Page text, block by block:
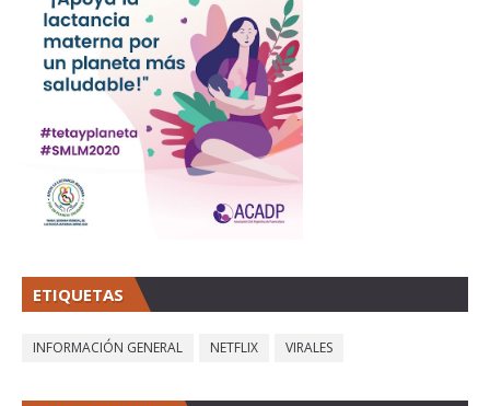
ETIQUETAS
INFORMACIÓN GENERAL NETFLIX VIRALES